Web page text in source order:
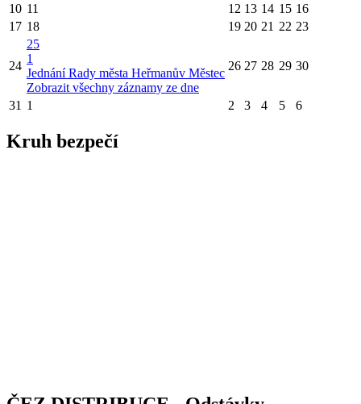
10 11 12 13 14 15 16
17 18 19 20 21 22 23
24
25
1
Jednání Rady města Heřmanův Městec
Zobrazit všechny záznamy ze dne
26 27 28 29 30
31 1 2 3 4 5 6
Kruh bezpečí